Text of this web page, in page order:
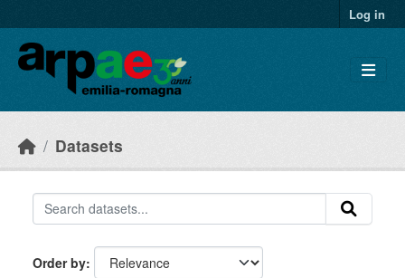
Log in
Datasets
Order by